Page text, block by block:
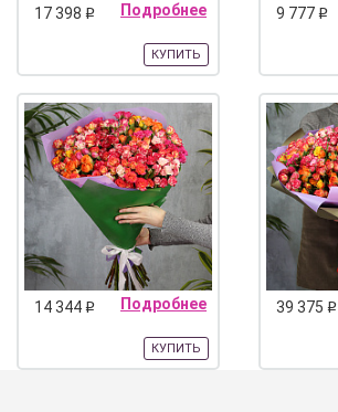
17 398 q Подробнее
КУПИТЬ
9 777 q
14 344 q Подробнее
КУПИТЬ
39 375 q